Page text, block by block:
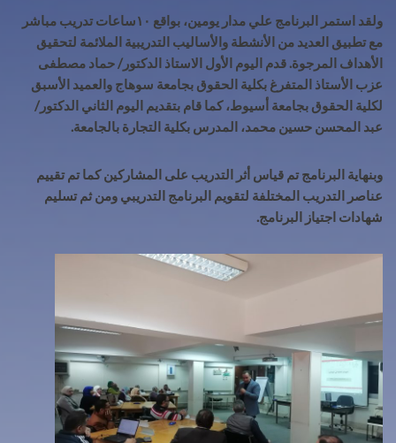
ولقد استمر البرنامج علي مدار يومين، بواقع ١٠ساعات تدريب مباشر
مع تطبيق العديد من الأنشطة والأساليب التدريبية الملائمة لتحقيق
الأهداف المرجوة. قدم اليوم الأول الاستاذ الدكتور/ حماد مصطفى
عزب الأستاذ المتفرغ بكلية الحقوق بجامعة سوهاج والعميد الأسبق
لكلية الحقوق بجامعة أسيوط، كما قام بتقديم اليوم الثاني الدكتور/
عبد المحسن حسين محمد، المدرس بكلية التجارة بالجامعة.
وبنهاية البرنامج تم قياس أثر التدريب على المشاركين كما تم تقييم
عناصر التدريب المختلفة لتقويم البرنامج التدريبي ومن ثم تسليم
شهادات اجتياز البرنامج.